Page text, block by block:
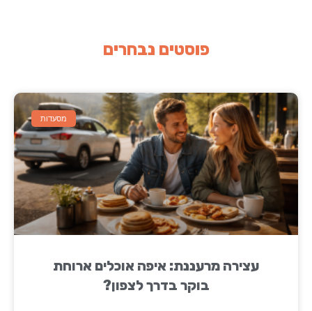
פוסטים נבחרים
מסעדות
עצירה מרעננת: איפה אוכלים ארוחת
בוקר בדרך לצפון?